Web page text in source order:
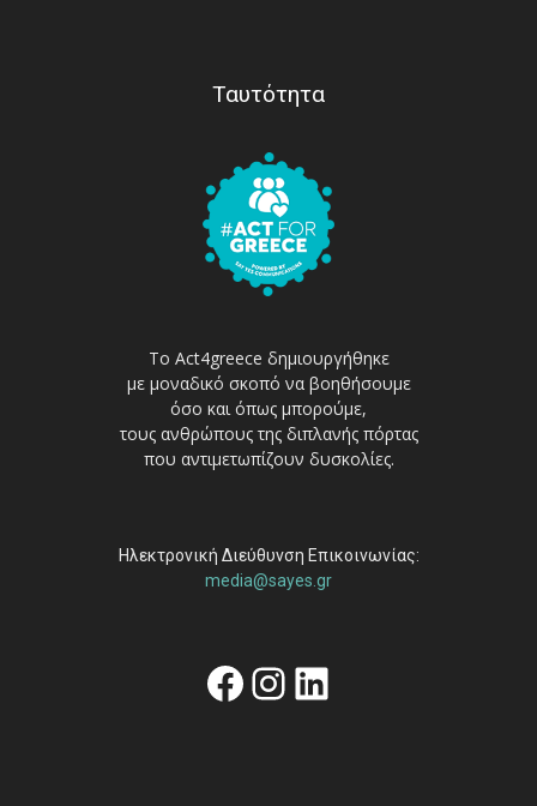
Ταυτότητα
Το Act4greece δημιουργήθηκε
με μοναδικό σκοπό να βοηθήσουμε
όσο και όπως μπορούμε,
τους ανθρώπους της διπλανής πόρτας
που αντιμετωπίζουν δυσκολίες.
Ηλεκτρονική Διεύθυνση Επικοινωνίας:
media@sayes.gr
Facebook
Instagram
Linkedin